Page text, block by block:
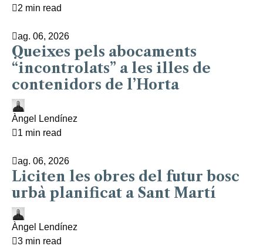
2 min read
ag. 06, 2026
Queixes pels abocaments
“incontrolats” a les illes de
contenidors de l’Horta
Àngel Lendínez
1 min read
ag. 06, 2026
Liciten les obres del futur bosc
urbà planificat a Sant Martí
Àngel Lendínez
3 min read